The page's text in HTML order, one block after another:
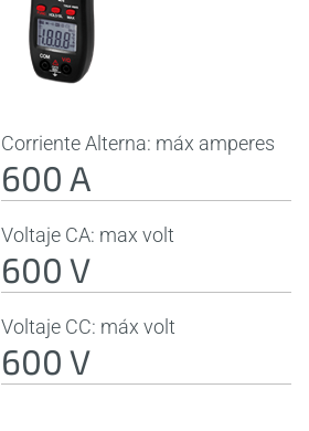
Corriente Alterna: máx amperes
600 A
Voltaje CA: max volt
600 V
Voltaje CC: máx volt
600 V